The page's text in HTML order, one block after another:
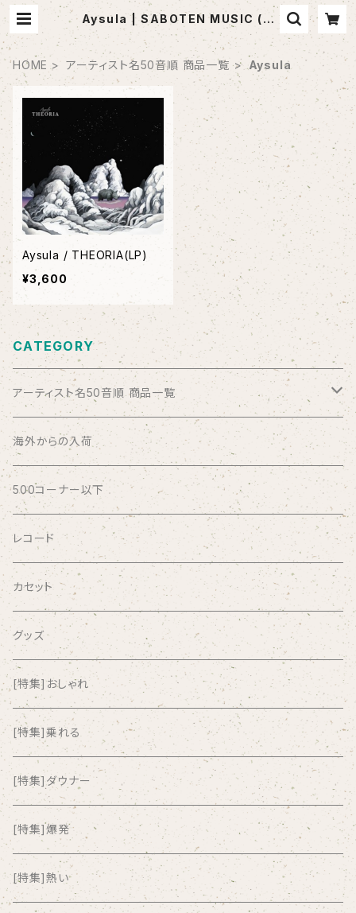
Aysula | SABOTEN MUSIC (セ
レクトCDショップ)
HOME アーティスト名50音順 商品一覧 Aysula
Aysula / THEORIA(LP)
¥3,600
CATEGORY
アーティスト名50音順 商品一覧
ABSOLUTE LOSERS
AFRICA
AGU
AIRCRAFT
airlie
AKUTAGAWA FANCLUB
ALKASILKA
all about paradise
ALL ITEM 10 TIMES
Amia Calva
海外からの入荷
500コーナー以下
レコード
カセット
グッズ
[特集]おしゃれ
[特集]乗れる
[特集]ダウナー
[特集]爆発
[特集]熱い